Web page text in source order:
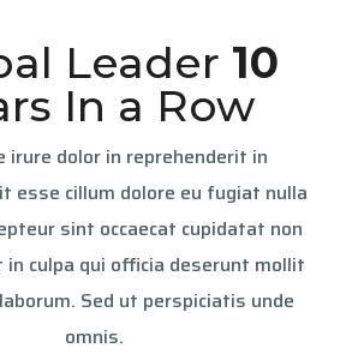
Leader 10
In a Row
irure dolor in reprehenderit in
esse cillum dolore eu fugiat nulla
sint occaecat cupidatat non
culpa qui officia deserunt mollit
Sed ut perspiciatis unde
omnis.